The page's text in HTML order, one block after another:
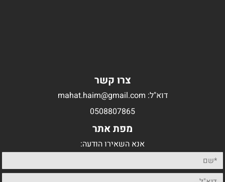
צרו קשר
דוא"ל: mahat.haim@gmail.com
0508807865
מפת אתר
אנא השאירו הודעה: